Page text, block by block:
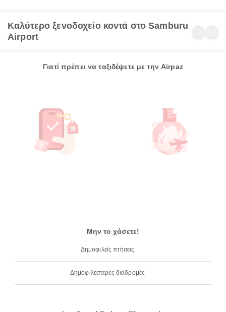
Καλύτερο ξενοδοχείο κοντά στο Samburu
Airport
Γιατί πρέπει να ταξιδέψετε με την Airpaz
Μην το χάσετε!
Δημοφιλείς πτήσεις
Δημοφιλέστερες διαδρομές